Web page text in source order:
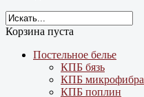
Корзина пуста
Постельное белье
КПБ бязь
КПБ микрофибра
КПБ поплин